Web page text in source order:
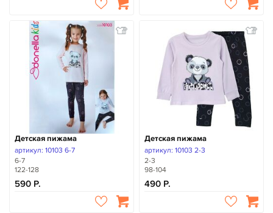
Детская пижама
артикул: 10103 6-7
6-7
122-128
590
Детская пижама
артикул: 10103 2-3
2-3
98-104
490